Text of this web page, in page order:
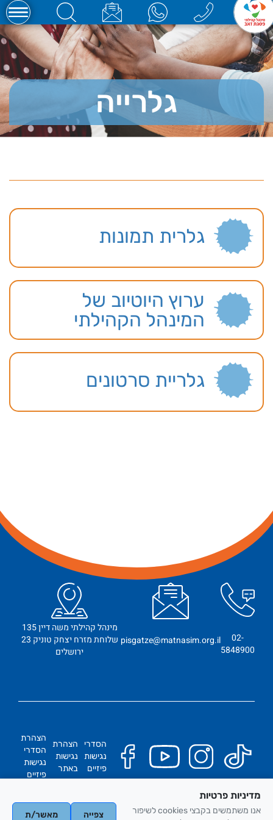
גלרייה
גלרית תמונות
ערוץ היוטיוב של
המינהל הקהילתי
גלריית סרטונים
02-
5848900
pisgatze@matnasim.org.il
מינהל קהילתי משה דיין 135
שלוחת מזרח יצחק טוניק 23
ירושלים
הסדרי
נגישות
פיזיים
הצהרת
נגישות
באתר
הצהרת
הסדרי
נגישות
פיזיים
כל הזכויות שמורות
מדיניות פרטיות
אנו משתמשים בקבצי cookies לשיפור
צפייה מאשר/ת